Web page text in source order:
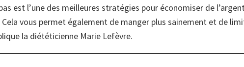
est l’une des meilleures stratégies pour économiser de
vous permet également de manger plus sainement et de
la diététicienne Marie Lefèvre.